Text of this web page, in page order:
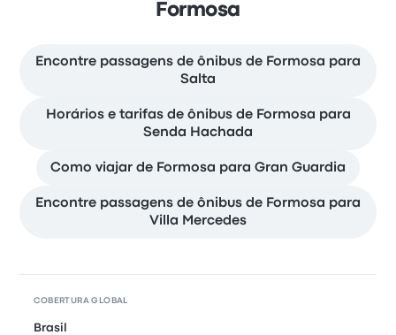
Formosa
Encontre passagens de ônibus de Formosa para
Salta
Horários e tarifas de ônibus de Formosa para
Senda Hachada
Como viajar de Formosa para Gran Guardia
Encontre passagens de ônibus de Formosa para
Villa Mercedes
COBERTURA GLOBAL
Brasil